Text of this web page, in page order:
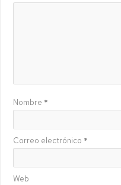
Nombre *
Correo electrónico *
Web